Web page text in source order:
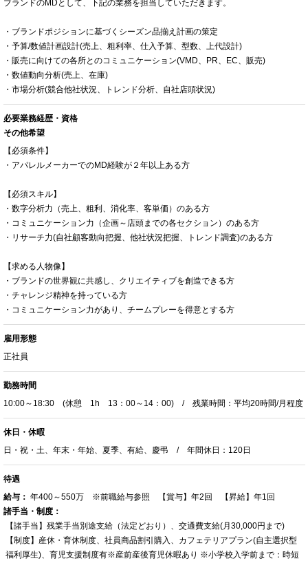
ブランドのMDとして、下記の業務を担当していただきます。
・ブランドポジションに基づくシーズン品揃え計画の策定
・予算/数値計画設計(売上、粗利率、仕入予算、型数、上代設計)
・販売に向けての各所とのコミュニケーション(VMD、PR、EC、販売)
・数値動向分析(売上、在庫)
・市場分析(競合他社状況、トレンド分析、自社店頭状況)
必要業務経歴・資格
その他希望
【必須条件】
・アパレルメーカーでのMD経験が２年以上ある方
【必須スキル】
・数字分析力（売上、粗利、消化率、客単価）のある方
・コミュニケーション力（企画～店頭までの各セクション）のある方
・リサーチ力(自社顧客動向把握、他社状況把握、トレンド調査)のある方
【求める人物像】
・ブランドの世界観に共感し、クリエイティブを創造できる方
・チャレンジ精神を持っている方
・コミュニケーション力があり、チームプレーを得意とする方
雇用形態
正社員
勤務時間
10:00～18:30 (休憩 1h 13：00～14：00) / 残業時間：平均20時間/月程度
休日・休暇
日・祝・土、年末・年始、夏季、有給、慶弔 / 年間休日：120日
待遇
給与： 年400～550万 ※前職給与参照 【賞与】年2回 【昇給】年1回
諸手当・制度：
【諸手当】残業手当別途支給（法定どおり）、交通費支給(月30,000円まで)
【制度】産休・育休制度、社員商品割引購入、カフェテリアプラン(自主選択型
福利厚生)、育児支援制度有※産前産後育児休暇あり ※小学校入学前まで：時短